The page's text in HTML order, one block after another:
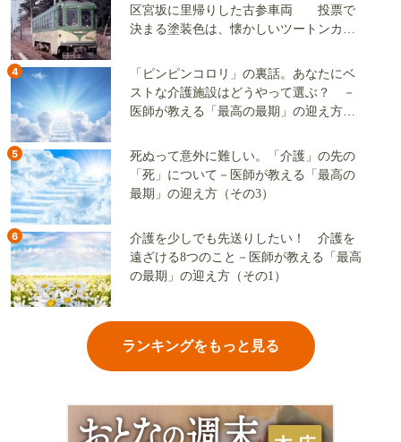
区宮坂に里帰りした古参車両 投票で
決まる塗装色は、懐かしいツートンカラ
4
「ピンピンコロリ」の裏話。あなたにベ
ストな介護施設はどうやって選ぶ？ －
医師が教える「最高の最期」の迎え方
5
死ぬって意外に難しい。「介護」の先の
「死」について－医師が教える「最高の
最期」の迎え方（その3）
6
介護を少しでも先送りしたい！ 介護を
遠ざける8つのこと－医師が教える「最高
の最期」の迎え方（その1）
ランキングをもっと見る